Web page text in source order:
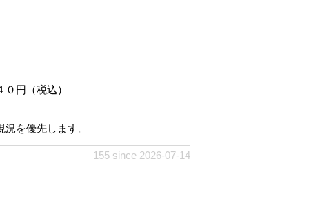
（税込）
を優先します。
155 since 2026-07-14